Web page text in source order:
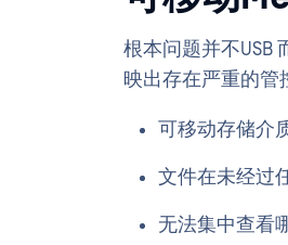
根本问题并不USB
映出存在严重的管
可移动存储介
文件在未经过
无法集中查看